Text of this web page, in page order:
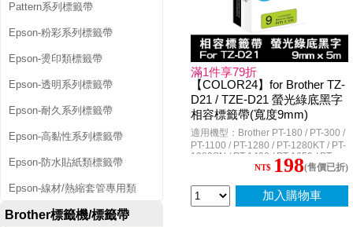
Pattern系列標籤帶
Epson-粉彩系列標籤帶
Epson-燙印類標籤帶
Epson-透明系列標籤帶
Epson-耐久系列標籤帶
Epson-高黏性系列標籤帶
Epson-防水貼紙類標籤帶
Epson-線材/熱縮套管專用類
Brother標籤機/標籤帶
滿1件享79折
【COLOR24】for Brother TZ-
D21 / TZE-D21 螢光綠底黑字
相容標籤帶(寬度9mm)
適用機型：Brother PT-180 / PT-300 /
PT-1100 / PT-1280 / PT-1280KT / PT-
1280SN / PT-1400 / PT-1650 / PT-
1950 / PT-2100VP / PT-2420PC / PT-
2730 / PT-3600 / PT-7600 / PT-
9500PC / PT-9600 / PT-9700PC / PT-
NT$ 198(售價已折)
加入購物車